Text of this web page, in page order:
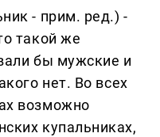
- прим. ред.) -
такой же
бы мужские и
нет. Во всех
возможно
купальниках,